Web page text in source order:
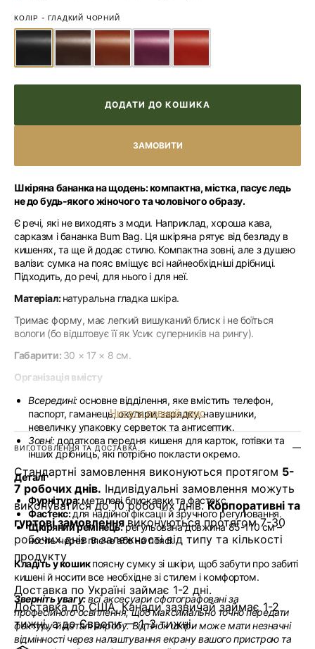
КОЛІР -ГЛАДКИЙ ЧОРНИЙ
ДОДАТИ ДО КОШИКА
Шкіряна бананка на щодень: компактна, містка, пасує ледь
не до будь-якого жіночого та чоловічого образу.
Є речі, які не виходять з моди. Наприклад, хороша кава,
сарказм і бананка Bum Bag. Ця шкіряна рятує від безладу в
кишенях, та ще й додає стилю. Компактна зовні, але з душею
валізи: сумка на пояс вміщує всі найнеобхідніші дрібниці.
Підходить, до речі, для нього і для неї.
Матеріал:натуральна гладка шкіра.
Тримає форму, має легкий вишуканий блиск і не боїться
вологи (бо відштовує її як Усик суперників на рингу).
Габарити: 30 × 17 × 8 см.
Організація вмісту
Всередині:основне відділення, яке вмістить телефон,
паспорт, гаманець, окуляри, зарядку, навушники,
невеличку упаковку серветок та антисептик.
Зовні: додаткова передня кишеня для карток, готівки та
інших дрібниць, які потрібно покласти окремо.
Деталі
Фурнітура:металеві блискавки та фастекс.
Фастекс:для надійної фіксації й зручного регулювання.
Щкіряний ремінець:регульована довжина 85-110 см –
носіть через плече або на поясі.
Кладіть у кошикпоясну сумку зі шкіри, щоб забути про забиті
кишені й носити все необхідне зі стилем і комфортом.
Зверніть увагу:всі аксесуари сфотографовані за
професійного освітлення, щоб максимально точно передати
фактуру й деталі виробу. Відтінок шкіри може мати незначні
відмінності через налаштування екрану вашого пристрою та
Читати повний опис
ВИГОТОВЛЕННЯ ТА ДОСТАВКА
Стандартні замовлення виконуються протягом 5-
7 робочих днів. Індивідуальні замовлення можуть
виконуватися до 10 робочих днів. Корпоративні та
гуртові замовленнявиконуються протягом 7-30
робочих днів в залежності від типу та кількості
продукту
Доставка по Україні займає 1-2 дні.
Доставка до США, Канади зазвичай займає 1-2
тижні, а до Європи — 1-3 тижні.